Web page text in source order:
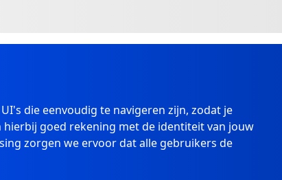
die eenvoudig te navigeren zijn, zodat je
goed rekening met de identiteit van jouw
zorgen we ervoor dat alle gebruikers de